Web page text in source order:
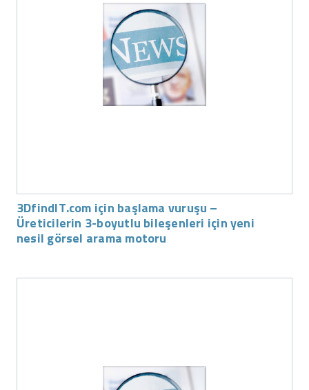
3DfindIT.com için başlama vuruşu –
Üreticilerin 3-boyutlu bileşenleri için yeni
nesil görsel arama motoru